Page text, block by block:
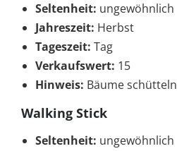
Seltenheit: ungewöhnlich
Jahreszeit: Herbst
Tageszeit: Tag
Verkaufswert: 15
Hinweis: Bäume schütteln
Walking Stick
Seltenheit: ungewöhnlich